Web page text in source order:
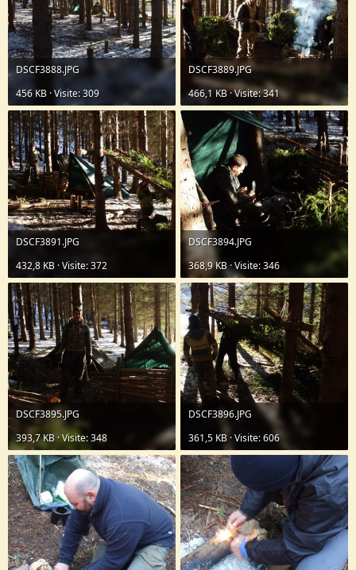
DSCF3888.JPG
456 KB · Visite: 309
DSCF3889.JPG
466,1 KB · Visite: 341
DSCF3891.JPG
432,8 KB · Visite: 372
DSCF3894.JPG
368,9 KB · Visite: 346
DSCF3895.JPG
393,7 KB · Visite: 348
DSCF3896.JPG
361,5 KB · Visite: 606